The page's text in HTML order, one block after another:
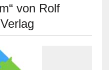
von Rolf